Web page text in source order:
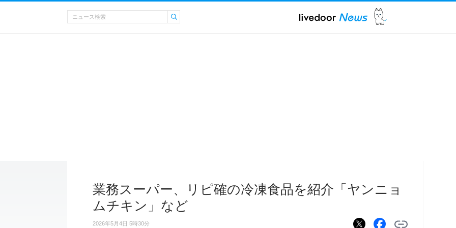
業務スーパー、リピ確の冷凍食品を紹介「ヤンニョ
ムチキン」など
2026年5月4日 5時30分